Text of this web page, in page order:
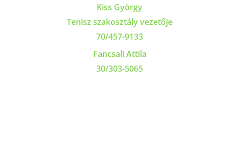
Kiss György
Tenisz szakosztály vezetője
70/457-9133
Fancsali Attila
30/303-5065